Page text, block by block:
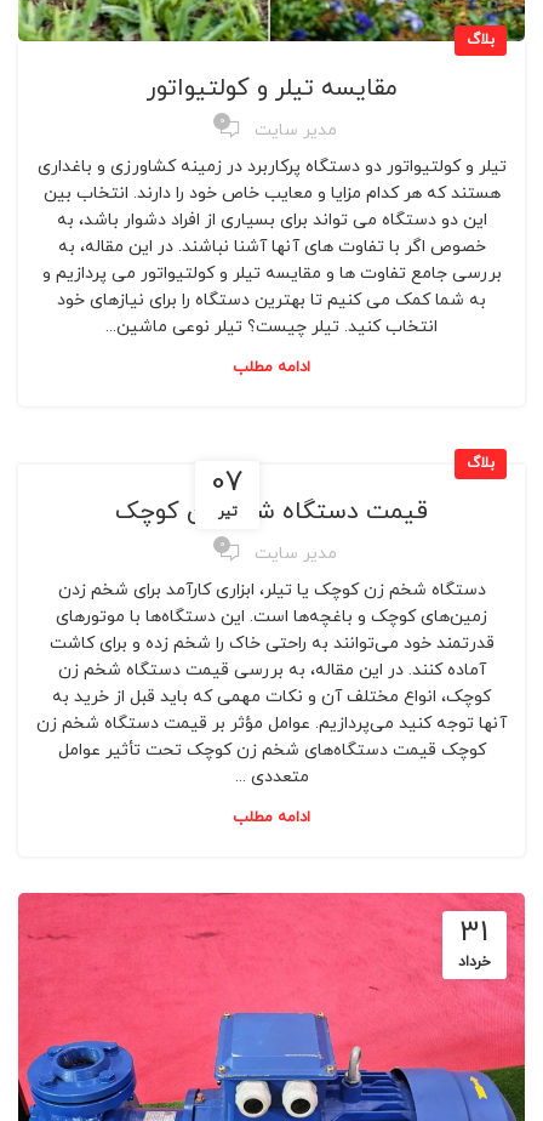
بلاگ
مقایسه تیلر و کولتیواتور
مدیر سایت 0
تیلر و کولتیواتور دو دستگاه پرکاربرد در زمینه کشاورزی و باغداری
هستند که هر کدام مزایا و معایب خاص خود را دارند. انتخاب بین
این دو دستگاه می تواند برای بسیاری از افراد دشوار باشد، به
خصوص اگر با تفاوت های آنها آشنا نباشند. در این مقاله، به
بررسی جامع تفاوت ها و مقایسه تیلر و کولتیواتور می پردازیم و
به شما کمک می کنیم تا بهترین دستگاه را برای نیازهای خود
انتخاب کنید. تیلر چیست؟ تیلر نوعی ماشین...
ادامه مطلب
07
تیر
بلاگ
قیمت دستگاه شخم زن کوچک
مدیر سایت 0
دستگاه شخم زن کوچک یا تیلر، ابزاری کارآمد برای شخم زدن
زمین‌های کوچک و باغچه‌ها است. این دستگاه‌ها با موتورهای
قدرتمند خود می‌توانند به راحتی خاک را شخم زده و برای کاشت
آماده کنند. در این مقاله، به بررسی قیمت دستگاه شخم زن
کوچک، انواع مختلف آن و نکات مهمی که باید قبل از خرید به
آنها توجه کنید می‌پردازیم. عوامل مؤثر بر قیمت دستگاه شخم زن
کوچک قیمت دستگاه‌های شخم زن کوچک تحت تأثیر عوامل
متعددی ...
ادامه مطلب
31
خرداد